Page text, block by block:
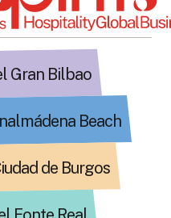
Gran Bilbao
Beach
de Burgos